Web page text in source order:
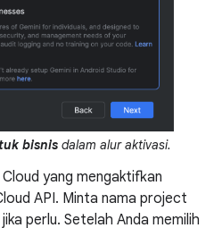
bisnisdalam alur aktivasi.
yang mengaktifkan
API. Minta nama project
perlu. Setelah Anda memilih